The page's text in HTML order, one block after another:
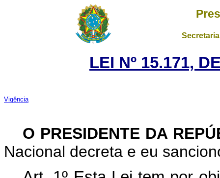
LEI Nº 15.171,
Vigência
O PRESIDENTE DA
Nacional decreta e eu